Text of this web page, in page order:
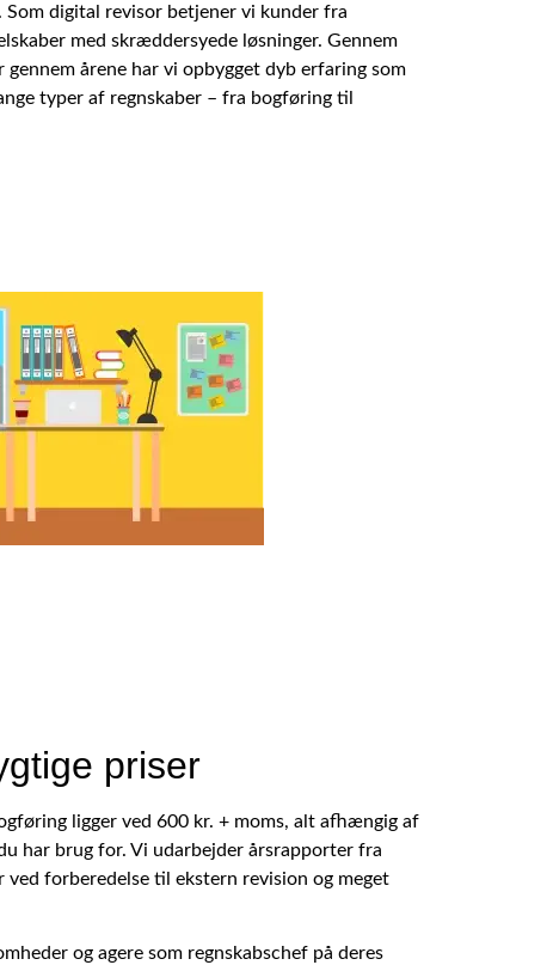
digital revisor betjener vi kunder fra
med skræddersyede løsninger. Gennem
gennem årene har vi opbygget dyb erfaring som
typer af regnskaber – fra bogføring til
priser
ligger ved 600 kr. + moms, alt afhængig af
har brug for. Vi udarbejder årsrapporter fra
ved forberedelse til ekstern revision og meget
og agere som regnskabschef på deres